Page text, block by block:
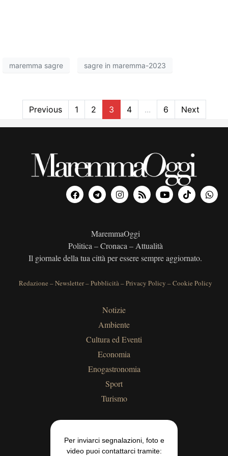
maremma sagre sagre in maremma-2023
Previous 1 2 3 4 ... 6 Next
MaremmaOggi
Politica – Cronaca – Attualità
Il giornale della tua città per essere sempre aggiornato.
Redazione –Newsletter–Pubblicità–Privacy Policy –Cookie Policy
Notizie
Ambiente
Cultura ed Eventi
Economia
Enogastronomia
Sport
Turismo
Per inviarci segnalazioni, foto e
video puoi contattarci tramite: